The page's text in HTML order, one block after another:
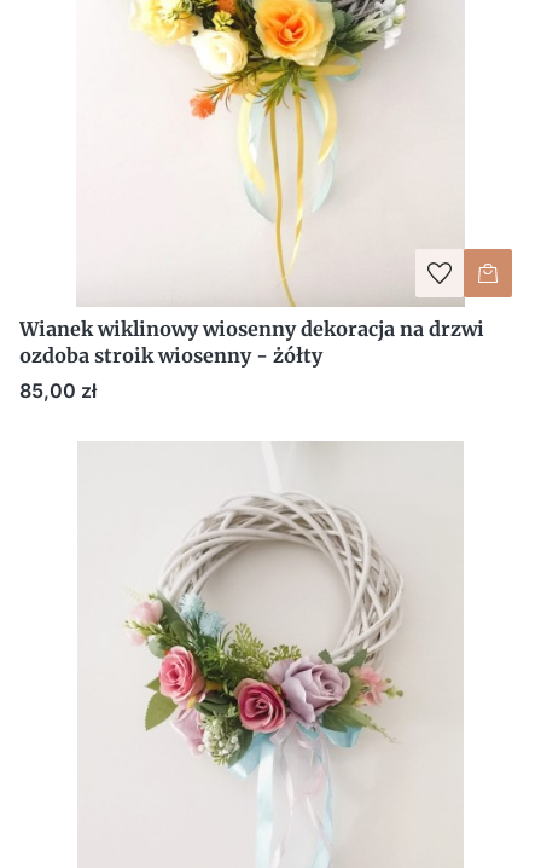
Wianek wiklinowy wiosenny dekoracja na drzwi
ozdoba stroik wiosenny - żółty
Cena
85,00 zł